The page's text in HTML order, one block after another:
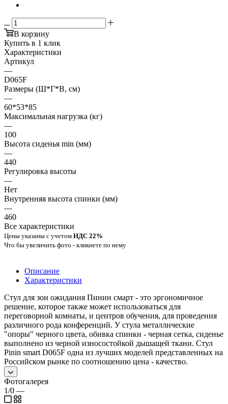
В корзину
Купить в 1 клик
Характеристики
Артикул
—
D065F
Размеры (Ш*Г*В, см)
—
60*53*85
Максимальная нагрузка (кг)
—
100
Высота сиденья min (мм)
—
440
Регулировка высоты
—
Нет
Внутренняя высота спинки (мм)
—
460
Все характеристики
Цены указаны с учетом НДС 22%
Что бы увеличить фото - кликнете по нему
Описание
Характеристики
Стул для зон ожидания Пинин смарт - это эргономичное
решение, которое также может использоваться для
переговорной комнаты, и центров обучения, для проведения
различного рода конференций. У стула металлические
"опоры" черного цвета, обивка спинки - черная сетка, сиденье
выполнено из черной износостойкой дышащей ткани. Стул
Pinin smart D065F одна из лучших моделей представленных на
Российском рынке по соотношению цена - качество.
Фотогалерея
1/0 —